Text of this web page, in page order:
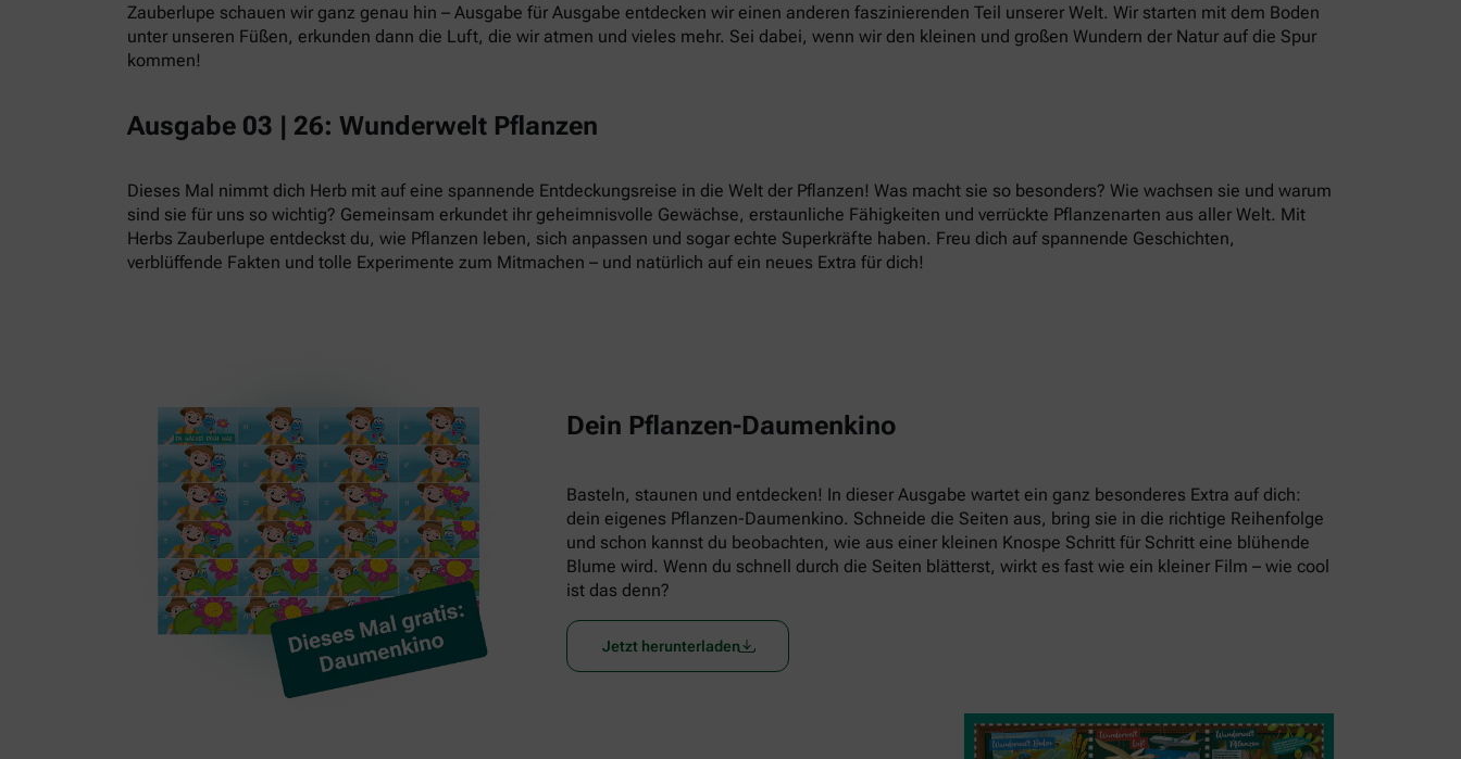
Zauberlupe schauen wir ganz genau hin – Ausgabe für Ausgabe entdecken wir einen anderen faszinierenden Teil unserer Welt. Wir starten mit dem Boden
unter unseren Füßen, erkunden dann die Luft, die wir atmen und vieles mehr. Sei dabei, wenn wir den kleinen und großen Wundern der Natur auf die Spur
kommen!
Ausgabe 03 | 26: Wunderwelt Pflanzen
Dieses Mal nimmt dich Herb mit auf eine spannende Entdeckungsreise in die Welt der Pflanzen! Was macht sie so besonders? Wie wachsen sie und warum
sind sie für uns so wichtig? Gemeinsam erkundet ihr geheimnisvolle Gewächse, erstaunliche Fähigkeiten und verrückte Pflanzenarten aus aller Welt. Mit
Herbs Zauberlupe entdeckst du, wie Pflanzen leben, sich anpassen und sogar echte Superkräfte haben. Freu dich auf spannende Geschichten,
verblüffende Fakten und tolle Experimente zum Mitmachen – und natürlich auf ein neues Extra für dich!
Dein Pflanzen-Daumenkino
Basteln, staunen und entdecken! In dieser Ausgabe wartet ein ganz besonderes Extra auf dich:
dein eigenes Pflanzen-Daumenkino. Schneide die Seiten aus, bring sie in die richtige Reihenfolge
und schon kannst du beobachten, wie aus einer kleinen Knospe Schritt für Schritt eine blühende
Blume wird. Wenn du schnell durch die Seiten blätterst, wirkt es fast wie ein kleiner Film – wie cool
ist das denn?
Jetzt herunterladen